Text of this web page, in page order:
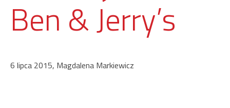
Ben & Jerry’s
6 lipca 2015, Magdalena Markiewicz